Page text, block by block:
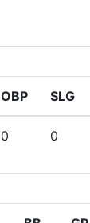
OBP SLG
0 0